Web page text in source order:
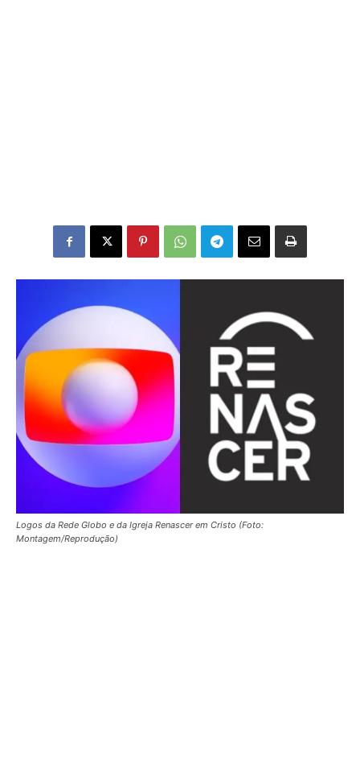
Logos da Rede Globo e da Igreja Renascer em Cristo (Foto:
Montagem/Reprodução)